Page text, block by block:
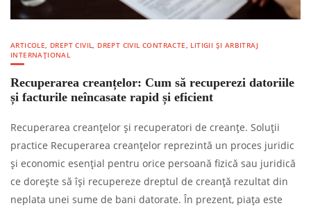
ARTICOLE, DREPT CIVIL, DREPT CIVIL CONTRACTE, LITIGII ȘI ARBITRAJ
INTERNAȚIONAL
Recuperarea creanțelor: Cum să recuperezi datoriile
și facturile neîncasate rapid și eficient
Recuperarea creanțelor și recuperatori de creanțe. Soluții
practice Recuperarea creanțelor reprezintă un proces juridic
și economic esențial pentru orice persoană fizică sau juridică
ce dorește să își recupereze dreptul de creanță rezultat din
neplata unei sume de bani datorate. În prezent, piața este